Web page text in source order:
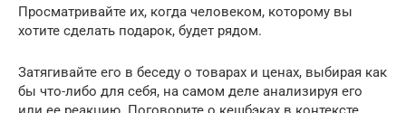
Просматривайте их, когда человеком, которому вы
хотите сделать подарок, будет рядом.
Затягивайте его в беседу о товарах и ценах, выбирая как
бы что-либо для себя, на самом деле анализируя его